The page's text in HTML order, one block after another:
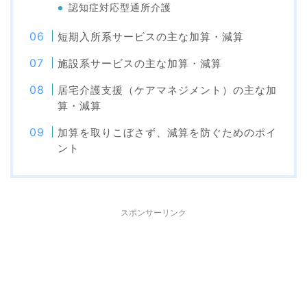
認知症対応型通所介護
短期入所系サービスの主な加算・減算
施設系サービスの主な加算・減算
居宅介護支援（ケアマネジメント）の主な加
算・減算
加算を取りこぼさず、減算を防ぐためのポイ
ント
スポンサーリンク